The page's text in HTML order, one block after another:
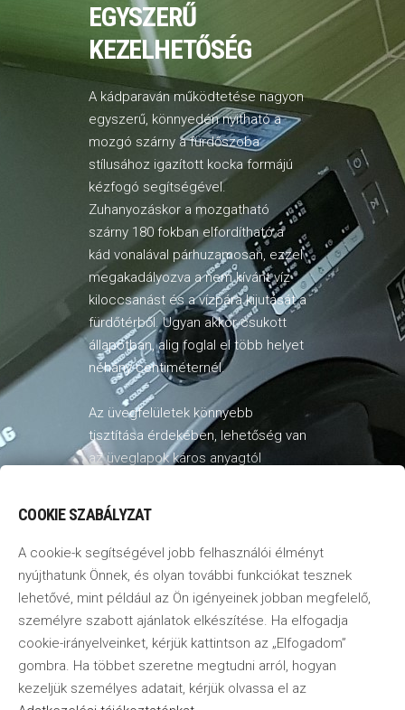
EGYSZERŰ
KEZELHETŐSÉG
A kádparaván működtetése nagyon
egyszerű, könnyedén nyitható a
mozgó szárny a fürdőszoba
stílusához igazított kocka formájú
kézfogó segítségével.
Zuhanyozáskor a mozgatható
szárny 180 fokban elfordítható a
kád vonalával párhuzamosan, ezzel
megakadályozva a nem kívánt víz
kiloccsanást és a vízpára kijutását a
fürdőtérből. Ugyan akkor csukott
állapotban, alig foglal el több helyet
néhány centiméternél.
Az üvegfelületek könnyebb
tisztítása érdekében, lehetőség van
az üveglapok káros anyagtól
egyszerű áttörléssel. Ami biztosítja
a víz lepergését és
megakadályozza a vízkő kialakulását
hosszabb időre.
COOKIE SZABÁLYZAT
A cookie-k segítségével jobb felhasználói élményt
nyújthatunk Önnek, és olyan további funkciókat tesznek
lehetővé, mint például az Ön igényeinek jobban megfelelő,
személyre szabott ajánlatok elkészítése. Ha elfogadja
cookie-irányelveinket, kérjük kattintson az „Elfogadom”
gombra. Ha többet szeretne megtudni arról, hogyan
kezeljük személyes adatait, kérjük olvassa el az